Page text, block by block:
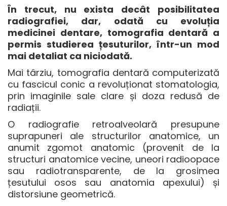
În trecut, nu exista decât posibilitatea
radiografiei, dar, odată cu evoluția
medicinei dentare, tomografia dentară a
permis studierea țesuturilor, într-un mod
mai detaliat ca niciodată.
Mai târziu, tomografia dentară computerizată
cu fascicul conic a revoluționat stomatologia,
prin imaginile sale clare și doza redusă de
radiații.
O radiografie retroalveolară presupune
suprapuneri ale structurilor anatomice, un
anumit zgomot anatomic (provenit de la
structuri anatomice vecine, uneori radioopace
sau radiotransparente, de la grosimea
țesutului osos sau anatomia apexului) și
distorsiune geometrică.